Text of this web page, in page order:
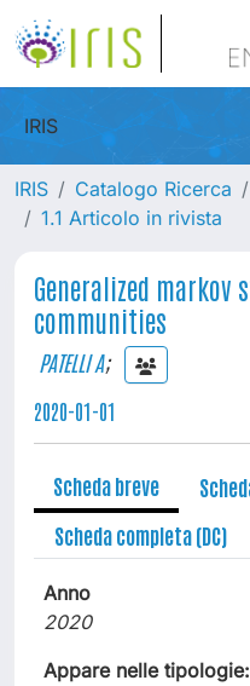
IRIS
IRIS Catalogo Ricerca
1.1 Articolo in rivista
Generalized
communities
PATELLI A;
2020-01-01
Scheda breve
Scheda completa (DC)
Anno
2020
Appare nelle tipologie: